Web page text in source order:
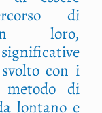
di
loro,
con i
di
lontano e